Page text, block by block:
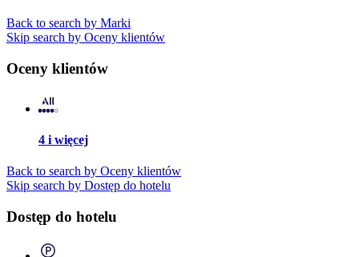
Back to search by Marki
Skip search by Oceny klientów
Oceny klientów
4 i więcej
Back to search by Oceny klientów
Skip search by Dostęp do hotelu
Dostęp do hotelu